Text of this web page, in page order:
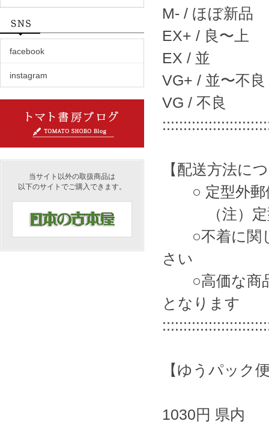
M- / ほぼ新品
EX+ / 良〜上
EX / 並
VG+ / 並〜不良
VG / 不良
【配送方
○ 定型外郵
（注）定型
○不着に関し
さい
○高価な商品
となります
【ゆうパック
1030円 県内
facebook
instagram
当サイト以外の取扱商品は
以下のサイトでご購入できます。